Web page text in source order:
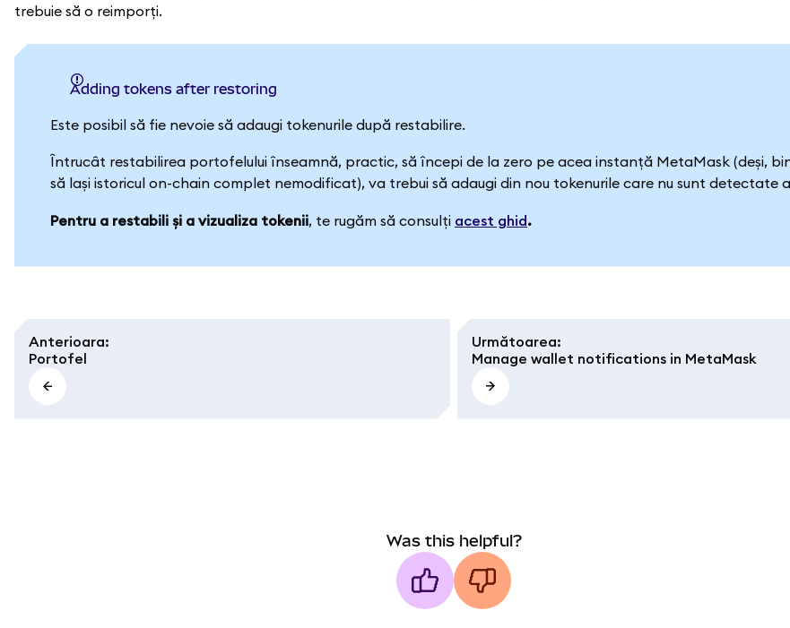
trebuie să o reimporți.
Adding tokens after restoring
Este posibil să fie nevoie să adaugi tokenurile după restabilire.
Întrucât restabilirea portofelului înseamnă, practic, să începi de la zero pe acea instanță MetaMask (deși,
să lași istoricul on-chain complet nemodificat), va trebui să adaugi din nou tokenurile care nu sunt detectate
Pentru a restabili și a vizualiza tokenii, te rugăm să consulți acest ghid.
Anterioara:
Portofel
Următoarea:
Manage wallet notifications in MetaMask
Was this helpful?